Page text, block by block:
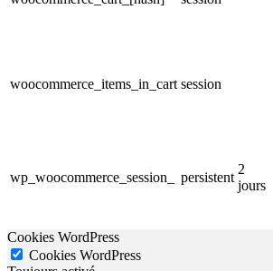
woocommerce_items_in_cart session
wp_woocommerce_session_ persistent
2
jours
Cookies WordPress
Cookies WordPress